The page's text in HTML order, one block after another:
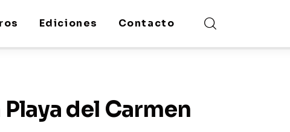
Ediciones Contacto
del Carmen